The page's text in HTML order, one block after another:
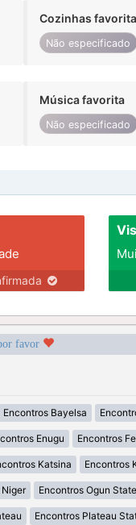
Cozinhas
Não especificado
Música favorita
Não especificado
favor
Encontros Bayelsa
Enugu Encontros
Katsina Encontros
Encontros Ogun State
Encontros Plateau